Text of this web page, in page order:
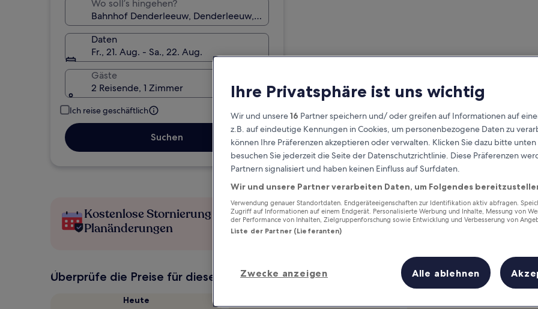
Wo soll’s hingehen?
Daten
Fr., 21. Aug. - Sa., 22. Aug.
Gäste
2 Reisende, 1 Zimmer
Ich reise geschäftlich
Suchen
Kostenlose Stornierung bei
Planänderungen
Verdiene Prämien für jede
wahrgenommene Übernachtung
Überprüfe die Preise für diese Daten
Heute
Ihre Privatsphäre ist uns wichtig
Wir und unsere16 Partner speichern und/ oder greifen auf Informationen auf
z.B. auf eindeutige Kennungen in Cookies, um personenbezogene Daten zu
können Ihre Präferenzen akzeptieren oder verwalten. Klicken Sie dazu bitte
besuchen Sie jederzeit die Seite der Datenschutzrichtlinie. Diese Präferenzen
Partnern signalisiert und haben keinen Einfluss auf Surfdaten.
Wir und unsere Partner verarbeiten Daten, um Folgendes
Verwendung genauer Standortdaten. Endgeräteeigenschaften zur Identifikation aktiv abfragen.
Zugriff auf Informationen auf einem Endgerät. Personalisierte Werbung und Inhalte, Messung von
der Performance von Inhalten, Zielgruppenforschung sowie Entwicklung und Verbesserung von
Liste der Partner (Lieferanten)
Zwecke anzeigen Alle ablehnen